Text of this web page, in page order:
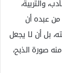
والتربية،
عبده أن
بل أن لا يجعل
صورة الذبح،